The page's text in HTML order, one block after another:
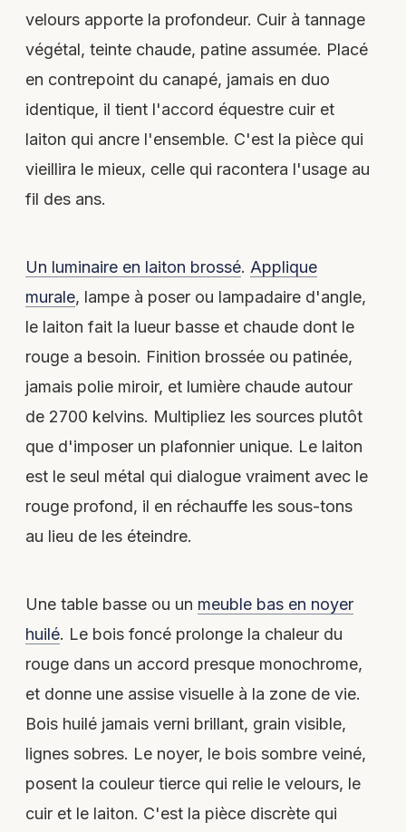
velours apporte la profondeur. Cuir à tannage
végétal, teinte chaude, patine assumée. Placé
en contrepoint du canapé, jamais en duo
identique, il tient l'accord équestre cuir et
laiton qui ancre l'ensemble. C'est la pièce qui
vieillira le mieux, celle qui racontera l'usage au
fil des ans.
Un luminaire en laiton brossé. Applique
murale, lampe à poser ou lampadaire d'angle,
le laiton fait la lueur basse et chaude dont le
rouge a besoin. Finition brossée ou patinée,
jamais polie miroir, et lumière chaude autour
de 2700 kelvins. Multipliez les sources plutôt
que d'imposer un plafonnier unique. Le laiton
est le seul métal qui dialogue vraiment avec le
rouge profond, il en réchauffe les sous-tons
au lieu de les éteindre.
Une table basse ou un meuble bas en noyer
huilé. Le bois foncé prolonge la chaleur du
rouge dans un accord presque monochrome,
et donne une assise visuelle à la zone de vie.
Bois huilé jamais verni brillant, grain visible,
lignes sobres. Le noyer, le bois sombre veiné,
posent la couleur tierce qui relie le velours, le
cuir et le laiton. C'est la pièce discrète qui